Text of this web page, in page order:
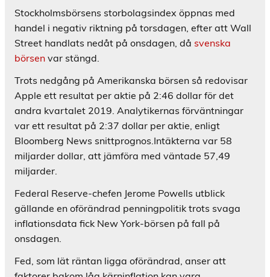
Stockholmsbörsens storbolagsindex öppnas med
handel i negativ riktning på torsdagen, efter att Wall
Street handlats nedåt på onsdagen, då svenska
börsen var stängd.
Trots nedgång på Amerikanska börsen så redovisar
Apple ett resultat per aktie på 2:46 dollar för det
andra kvartalet 2019. Analytikernas förväntningar
var ett resultat på 2:37 dollar per aktie, enligt
Bloomberg News snittprognos.Intäkterna var 58
miljarder dollar, att jämföra med väntade 57,49
miljarder.
Federal Reserve-chefen Jerome Powells utblick
gällande en oförändrad penningpolitik trots svaga
inflationsdata fick New York-börsen på fall på
onsdagen.
Fed, som lät räntan ligga oförändrad, anser att